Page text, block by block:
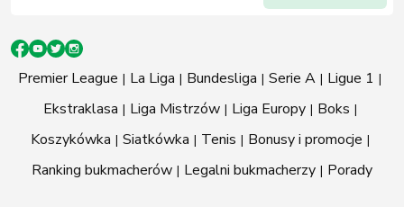
Premier League La Liga Bundesliga Serie A
Ligue 1
Ekstraklasa
Liga Mistrzów Liga Europy
Boks
Koszykówka
Siatkówka Tenis
Bonusy i promocje
Ranking bukmacherów
Legalni bukmacherzy Porady